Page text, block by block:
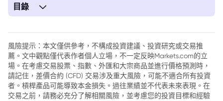
目錄
風險提示：本文僅供參考，不構成投資建議、投資研究或交易推
薦。文中觀點僅代表作者個人立場，不一定反映Markets.com的立
場。在考慮交易股票、指數、外匯和大宗商品並進行價格預測時，
請記住，差價合約 (CFD) 交易涉及重大風險，可能不適合所有投資
者。槓桿產品可能導致本金損失。過往業績並不代表未來表現。在
交易之前，請務必充分了解相關風險，並考慮您的投資目標和經驗